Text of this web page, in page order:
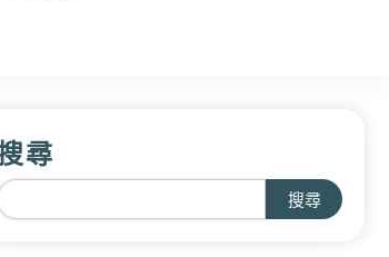
尋
搜尋